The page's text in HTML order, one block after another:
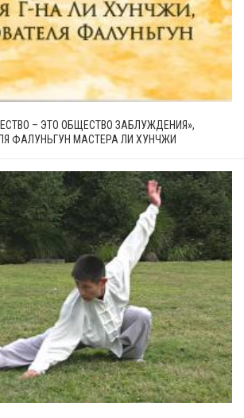
– ЭТО ОБЩЕСТВО ЗАБЛУЖДЕНИЯ»,
ФАЛУНЬГУН МАСТЕРА ЛИ ХУНЧЖИ